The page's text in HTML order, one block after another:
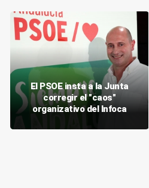
El PSOE insta a la Junta
corregir el "caos"
organizativo del Infoca